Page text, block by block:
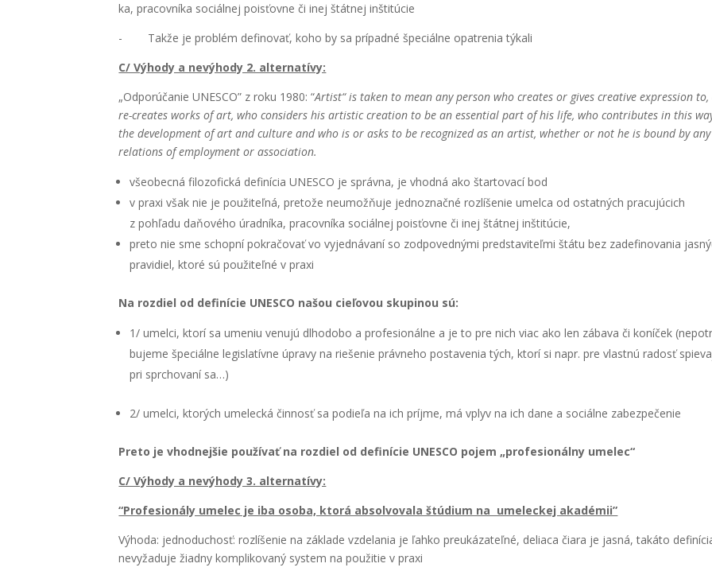
ka, pra­cov­ní­ka sociál­nej pois­ťov­ne či inej štát­nej inšti­tú­cie
- Tak­že je prob­lém defi­no­vať, koho by sa prí­pad­né špe­ciál­ne opat­re­nia týka­li
C/ Výho­dy a nevý­ho­dy 2. alter­na­tí­vy:
„Odpo­rú­ča­nie UNESCO” z roku 1980: “Artist“ is taken to mean any per­son who cre­a­tes or gives cre­a­ti­ve expres­si­on
re-cre­a­tes works of art, who con­si­ders his artis­tic cre­a­ti­on to be an essen­tial part of his life, who con­tri­bu­tes in this
the deve­lop­ment of art and cul­tu­re and who is or asks to be recog­ni­zed as an artist, whet­her or not he is bound by any
rela­ti­ons of emplo­y­ment or asso­cia­ti­on.
vše­obec­ná filo­zo­fic­ká defi­ní­cia UNESCO je správ­na, je vhod­ná ako štar­to­va­cí bod
v pra­xi však nie je pou­ži­teľ­ná, pre­to­že neumož­ňu­je jed­no­znač­né roz­lí­še­nie umel­ca od ostat­ných pra­cu­jú­cich
z pohľa­du daňo­vé­ho úrad­ní­ka, pra­cov­ní­ka sociál­nej pois­ťov­ne či inej štát­nej inšti­tú­cie,
pre­to nie sme schop­ní pokra­čo­vať vo vyjed­ná­va­ní so zod­po­ved­ný­mi pred­sta­vi­teľ­mi štá­tu bez zade­fi­no­va­nia
pra­vi­diel, kto­ré sú pou­ži­teľ­né v pra­xi
Na roz­diel od defi­ní­cie UNESCO našou cie­ľo­vou sku­pi­nou sú:
1/ umel­ci, kto­rí sa ume­niu venu­jú dlho­do­bo a pro­fe­si­onál­ne a je to pre nich viac ako len zába­va či koní­ček
bu­je­me špe­ciál­ne legis­la­tív­ne úpra­vy na rie­še­nie práv­ne­ho posta­ve­nia tých, kto­rí si napr. pre vlast­nú radosť
pri spr­cho­va­ní sa…)
2/ umel­ci, kto­rých ume­lec­ká čin­nosť sa podie­ľa na ich príj­me, má vplyv na ich dane a sociál­ne zabez­pe­če­nie
Pre­to je vhod­nej­šie pou­ží­vať na roz­diel od defi­ní­cie UNESCO pojem „pro­fe­si­onál­ny ume­lec“
C/ Výho­dy a nevý­ho­dy 3. alter­na­tí­vy:
“Pro­fe­si­oná­ly ume­lec je iba oso­ba, kto­rá absol­vo­va­la štú­dium na ume­lec­kej aka­dé­mii”
Výho­da: jed­no­du­chosť: roz­lí­še­nie na zákla­de vzde­la­nia je ľah­ko pre­uká­za­teľ­né, delia­ca čia­ra je jas­ná, taká­to
nevy­ža­du­je žiad­ny kom­pli­ko­va­ný sys­tem na pou­ži­tie v pra­xi